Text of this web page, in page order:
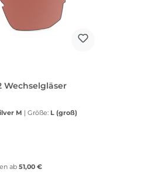
Wechselgläser
M | Größe: L (groß)
ab 51,00 €